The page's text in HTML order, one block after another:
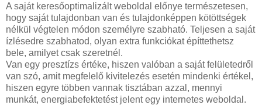
A saját keresőoptimalizált weboldal előnye természetesen,
hogy saját tulajdonban van és tulajdonképpen kötöttségek
nélkül végtelen módon személyre szabható. Teljesen a saját
ízlésedre szabhatod, olyan extra funkciókat építtethetsz
bele, amilyet csak szeretnél.
Van egy presztízs értéke, hiszen valóban a saját felületedről
van szó, amit megfelelő kivitelezés esetén mindenki értékel,
hiszen egyre többen vannak tisztában azzal, mennyi
munkát, energiabefektetést jelent egy internetes weboldal.